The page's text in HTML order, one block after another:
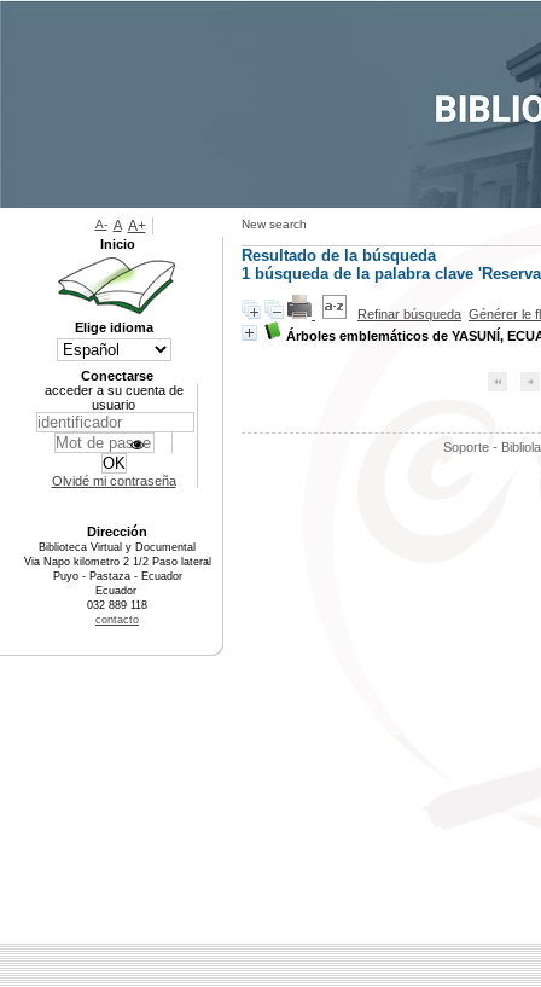
New search
Resultado de la búsqueda
1 búsqueda de la palabra clave
Refinar búsqueda Générer le
Árboles emblemáticos de YASUNÍ,
Soporte -
A- A A+
Inicio
Elige idioma
Conectarse
acceder a su cuenta de
usuario
Olvidé mi contraseña
Dirección
Biblioteca Virtual y Documental
Via Napo kilometro 2 1/2 Paso lateral
Puyo - Pastaza - Ecuador
Ecuador
032 889 118
contacto